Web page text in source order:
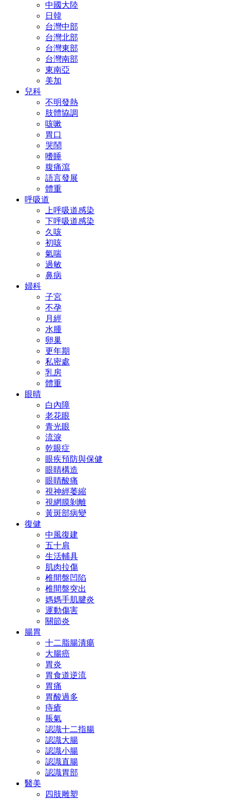
中國大陸
日韓
台灣中部
台灣北部
台灣東部
台灣南部
東南亞
美加
兒科
不明發熱
肢體協調
咳嗽
胃口
哭鬧
嗜睡
腹痛瀉
語言發展
體重
呼吸道
上呼吸道感染
下呼吸道感染
久咳
初咳
氣喘
過敏
鼻病
婦科
子宮
不孕
月經
水腫
卵巢
更年期
私密處
乳房
體重
眼晴
白內障
老花眼
青光眼
流淚
乾眼症
眼疾預防與保健
眼睛構造
眼睛酸痛
視神經萎縮
視網膜剝離
黃斑部病變
復健
中風復建
五十肩
生活輔具
肌肉拉傷
椎間盤凹陷
椎間盤突出
媽媽手肌腱炎
運動傷害
關節炎
腸胃
十二脂腸潰瘍
大腸癌
胃炎
胃食道逆流
胃痛
胃酸過多
痔瘡
脹氣
認識十二指腸
認識大腸
認識小腸
認識直腸
認識胃部
醫美
四肢雕塑